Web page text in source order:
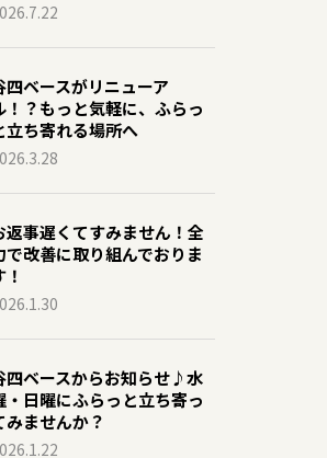
四ベースがリニューア
！？もっと気軽に、ふらっ
立ち寄れる場所へ
返事遅くてすみません！全
で改善に取り組んでおりま
！
四ベースからお知らせ♪水
・日曜にふらっと立ち寄っ
みませんか？